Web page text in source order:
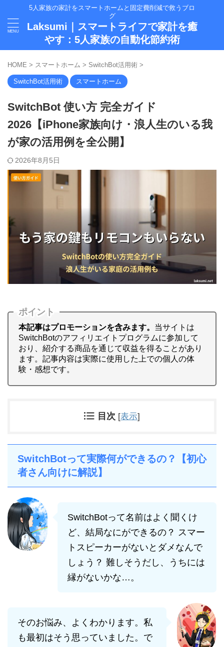
5人家族の家計をスマートホームと固定費削減で救うブロ
グ
Laksumi｜スマートライフで家計を癒
やす：5人家族の自動化節約術
HOME > スマートホーム > SwitchBot活用術 >
SwitchBot活用術 スマートホーム
SwitchBot 使い方 完全ガイド
2026【iPhone家族向け・浪人生のいる我
が家の活用例を全公開】
2026年8月5日
ポイント
本記事はプロモーションを含みます。 当サイトは
SwitchBotのアフィリエイトプログラムに参加して
おり、紹介する商品を通じて収益を得ることがあり
ます。記事内容は実際に使用した上での個人の体
験・感想です。
目次 [表示]
SwitchBotって実際何ができるの？【初心
者さん向けに解説】
SwitchBotって名前はよく聞くけ
ど、結局なにができるの？ スマー
トスピーカーがないとダメなんで
しょう？ 難しそうだし、うちには
縁がないかな…。
そのお悩み、よくわかります。私
も最初はそう思っていました。で